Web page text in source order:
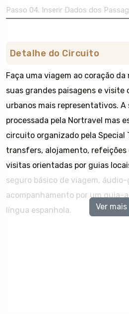
Passo 04. Inserir Dados dos
Detalhe do Circuito
Faça uma viagem ao coração
suas grandes paisagens e visite
urbanos mais representativos. A
processada pela Nortravel mas
circuito organizado pela Special
transfers, alojamento,
visitas orientadas por guias
seguro básico de viagem,
acompanhamento por um guia-
língua espanhola.
Ver mais